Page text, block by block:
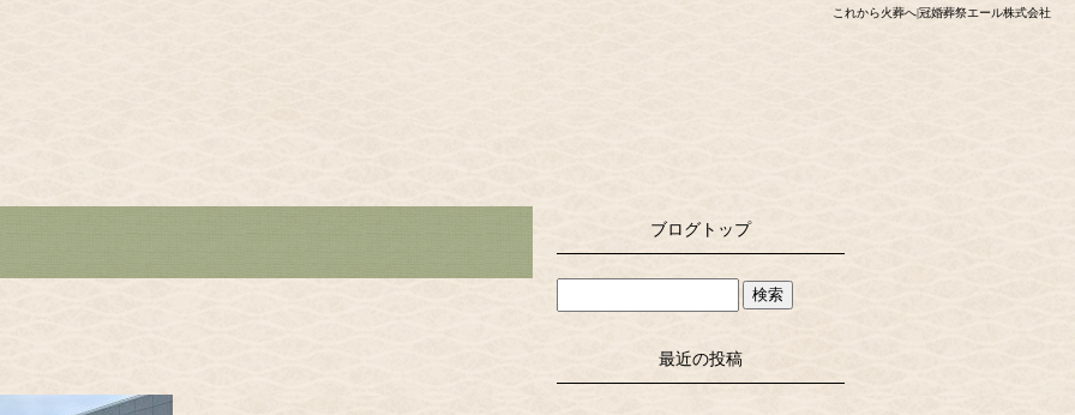
これから火葬へ|冠婚葬祭エール株式会社
ブログトップ
最近の投稿